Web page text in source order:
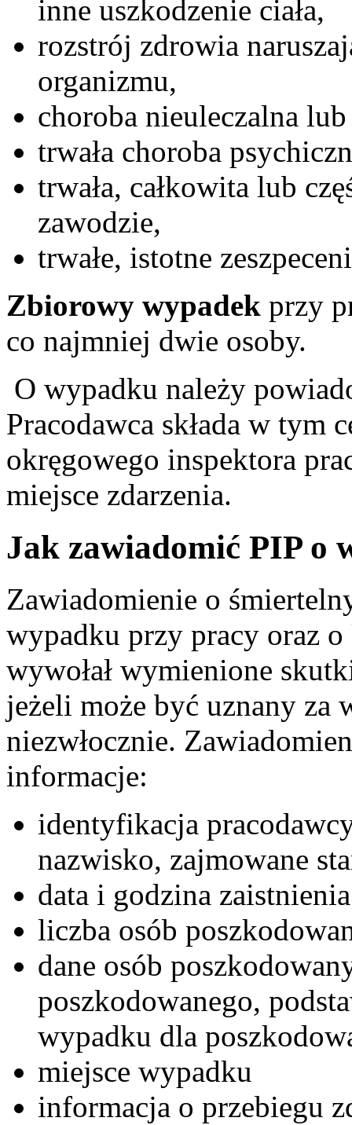
inne uszkodzenie ciała,
rozstrój zdrowia
organizmu,
choroba nieuleczalna
trwała choroba
trwała, całkowita lub
zawodzie,
trwałe, istotne
Zbiorowy wypadek przy
co najmniej dwie osoby.
O wypadku należy
Pracodawca składa w tym
okręgowego inspektora
miejsce zdarzenia.
Jak zawiadomić PIP o
Zawiadomienie o
wypadku przy pracy oraz
wywołał wymienione
jeżeli może być uznany za
niezwłocznie.
informacje:
identyfikacja
nazwisko, zajmowane
data i godzina
liczba osób
dane osób
poszkodowanego,
wypadku dla
miejsce wypadku
informacja o przebiegu